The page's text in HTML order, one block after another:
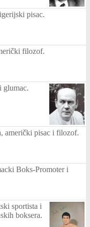
pisac.
filozof.
glumac.
američki pisac i filozof.
Boks-Promoter i
sportista i
boksera.